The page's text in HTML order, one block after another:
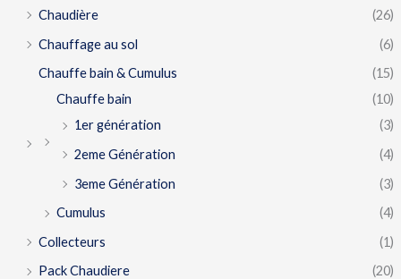
Chaudière
(26)
Chauffage au sol
(6)
Chauffe bain & Cumulus
(15)
Chauffe bain
(10)
1er génération
(3)
2eme Génération
(4)
3eme Génération
(3)
Cumulus
(4)
Collecteurs
(1)
Pack Chaudiere
(20)